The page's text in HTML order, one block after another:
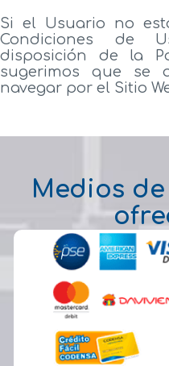
Si el Usuario no
Condiciones de
disposición de la
sugerimos que se
navegar por el Sitio
Medios